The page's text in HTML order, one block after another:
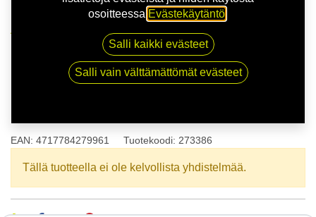
165/80R13C 94R MAXXIS UE-168 XL
165/80R13C 94R MAXXIS UE-
EAN: 4717784279961 Tuotekoodi: 273386
Tällä tuotteella ei ole kelvollista yhdistelmää.
osoitteessa Evästekäytäntö
Salli kaikki evästeet
Salli vain välttämättömät evästeet